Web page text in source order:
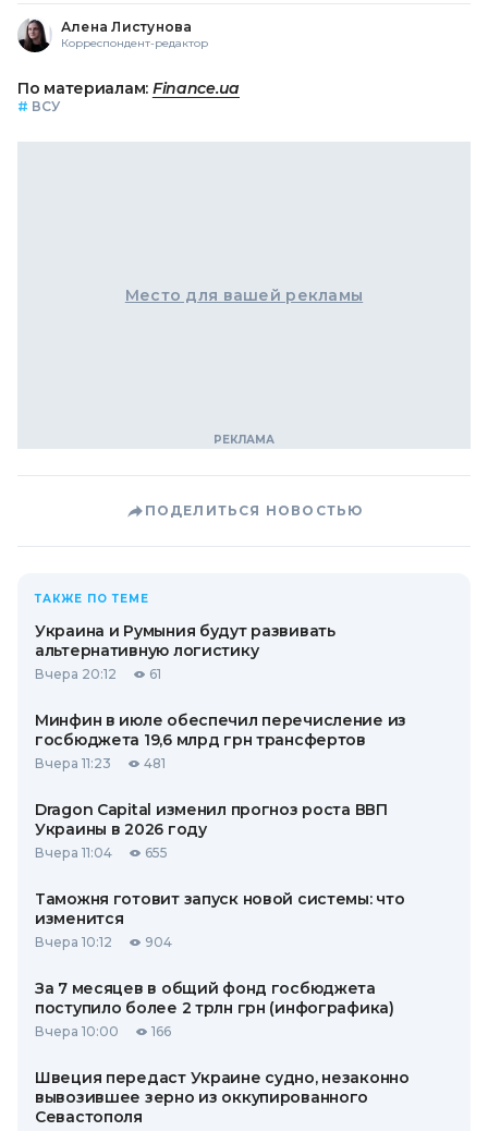
Алена Листунова
Корреспондент-редактор
По материалам: Finance.ua
# ВСУ
Место для вашей рекламы
ПОДЕЛИТЬСЯ НОВОСТЬЮ
ТАКЖЕ ПО ТЕМЕ
Украина и Румыния будут развивать
альтернативную логистику
Вчера 20:12 61
Минфин в июле обеспечил перечисление из
госбюджета 19,6 млрд грн трансфертов
Вчера 11:23 481
Dragon Capital изменил прогноз роста ВВП
Украины в 2026 году
Вчера 11:04 655
Таможня готовит запуск новой системы: что
изменится
Вчера 10:12 904
За 7 месяцев в общий фонд госбюджета
поступило более 2 трлн грн (инфографика)
Вчера 10:00 166
Швеция передаст Украине судно, незаконно
вывозившее зерно из оккупированного
Севастополя